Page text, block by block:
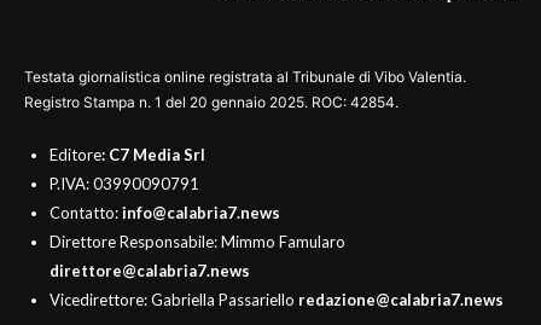
Testata giornalistica online registrata al Tribunale di Vibo Valentia.
Registro Stampa n. 1 del 20 gennaio 2025. ROC: 42854.
Editore: C7 Media Srl
P.IVA: 03990090791
Contatto:info@calabria7.news
Direttore Responsabile: Mimmo Famularo
direttore@calabria7.news
Vicedirettore: Gabriella Passariello redazione@calabria7.news